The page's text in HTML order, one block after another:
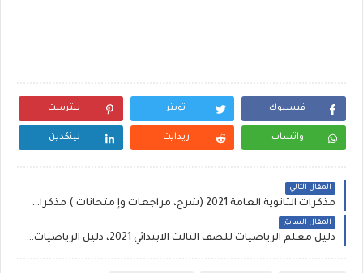
فيسبوك تويتر بنترست
واتساب ريدايت لينكدين
المقال التالي
مذكرات الثانوية العامة 2021 (شرح، مراجعات وإ متحانات ) مذكرات للصف الثالث الثانوى للتابلت
المقال السابق
دليل معلم الرياضيات للصف الثالث الابتدائي 2021، دليل الرياضيات ثالثة ابتدائي منهج جديد